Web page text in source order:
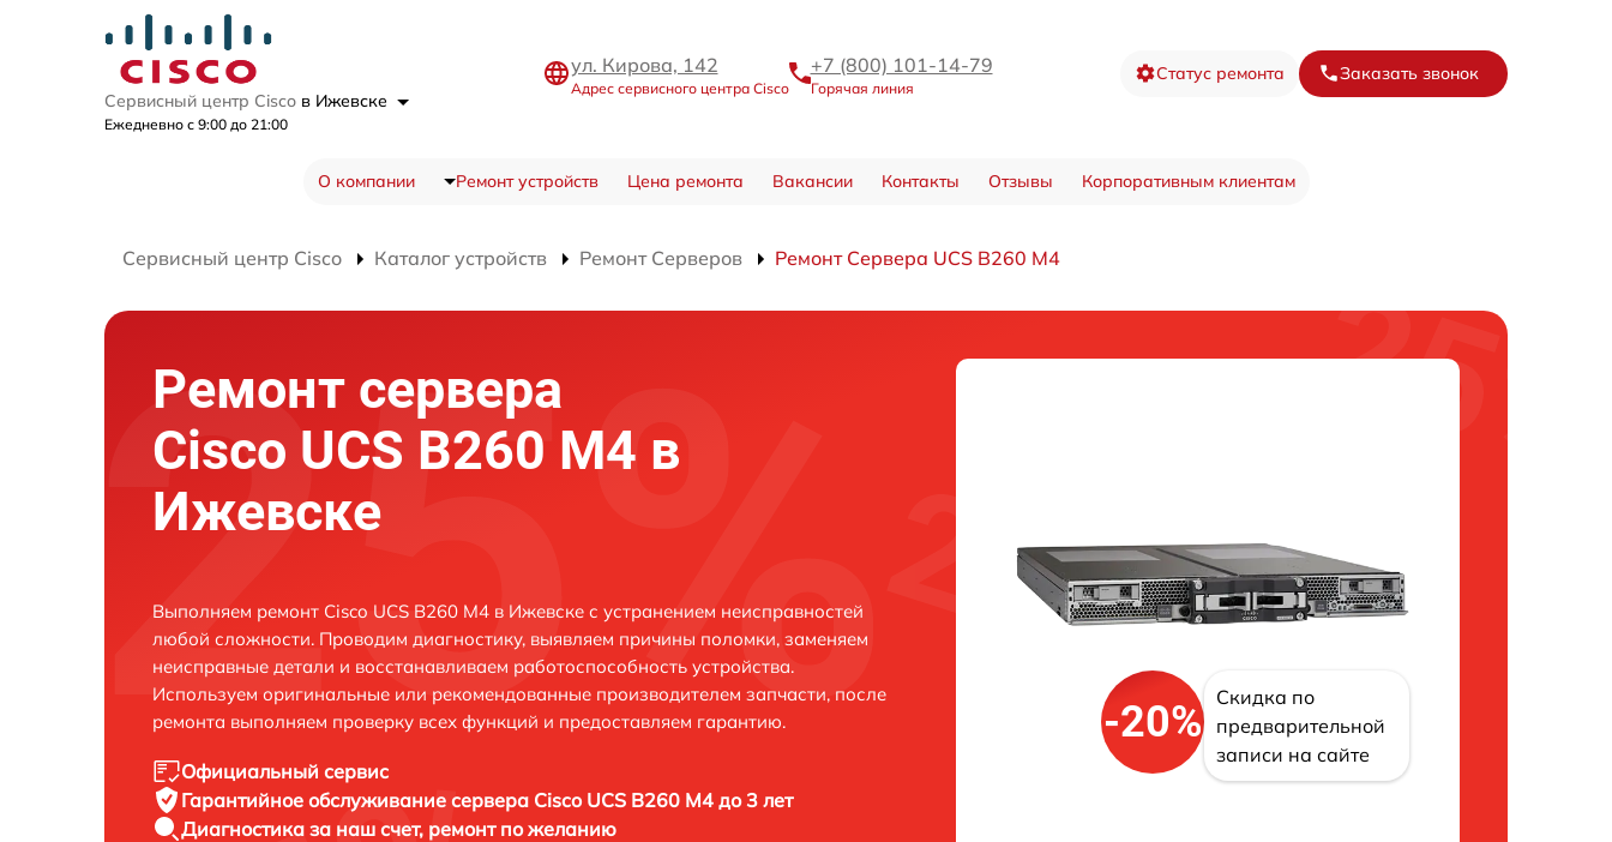
Сервисный центр Cisco в Ижевске
Ежедневно с 9:00 до 21:00
ул. Кирова, 142
Адрес сервисного центра Cisco
+7 (800) 101-14-79
Горячая линия
Статус ремонта Заказать звонок
О компании Ремонт устройств Цена ремонта Вакансии Контакты Отзывы Корпоративным клиентам
Сервисный центр Cisco Каталог устройств Ремонт Серверов Ремонт Сервера UCS B260 M4
Ремонт сервера
Cisco UCS B260 M4 в
Ижевске
Выполняем ремонт Cisco UCS B260 M4 в Ижевске с устранением неисправностей
любой сложности. Проводим диагностику, выявляем причины поломки, заменяем
неисправные детали и восстанавливаем работоспособность устройства.
Используем оригинальные или рекомендованные производителем запчасти, после
ремонта выполняем проверку всех функций и предоставляем гарантию.
Официальный сервис
Гарантийное обслуживание сервера Cisco UCS B260 M4 до 3 лет
Диагностика за наш счет, ремонт по желанию
-20%
Скидка по
предварительной
записи на сайте